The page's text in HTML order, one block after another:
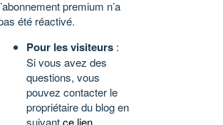
premium n’a
été réactivé.
Pour les visiteurs :
Si vous avez des
questions, vous
pouvez contacter le
propriétaire du blog en
suivantce lien.